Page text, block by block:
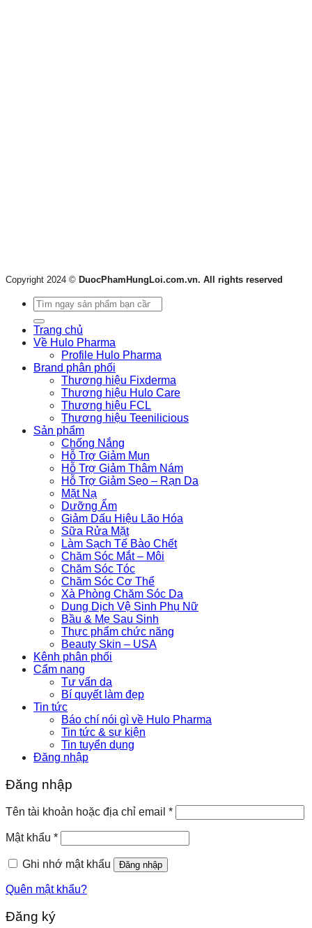
Copyright 2024 © DuocPhamHungLoi.com.vn. All rights reserved
Tìm
kiếm:
Trang chủ
Về Hulo Pharma
Profile Hulo Pharma
Brand phân phối
Thương hiệu Fixderma
Thương hiệu Hulo Care
Thương hiệu FCL
Thương hiệu Teenilicious
Sản phẩm
Chống Nắng
Hỗ Trợ Giảm Mụn
Hỗ Trợ Giảm Thâm Nám
Hỗ Trợ Giảm Sẹo – Rạn Da
Mặt Nạ
Dưỡng Ẩm
Giảm Dấu Hiệu Lão Hóa
Sữa Rửa Mặt
Làm Sạch Tế Bào Chết
Chăm Sóc Mắt – Môi
Chăm Sóc Tóc
Chăm Sóc Cơ Thể
Xà Phòng Chăm Sóc Da
Dung Dịch Vệ Sinh Phụ Nữ
Bầu & Mẹ Sau Sinh
Thực phẩm chức năng
Beauty Skin – USA
Kênh phân phối
Cẩm nang
Tư vấn da
Bí quyết làm đẹp
Tin tức
Báo chí nói gì về Hulo Pharma
Tin tức & sự kiện
Tin tuyển dụng
Đăng nhập
Đăng nhập
Tên tài khoản hoặc địa chỉ email *
Mật khẩu *
Ghi nhớ mật khẩu Đăng nhập
Quên mật khẩu?
Đăng ký